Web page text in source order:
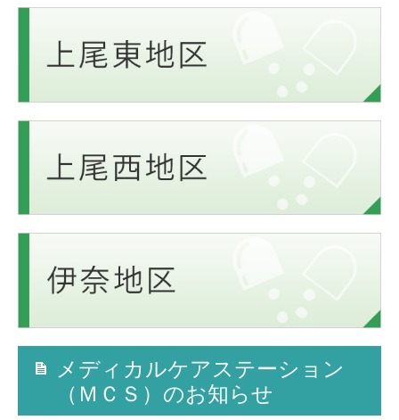
メディカルケアステーション
（ＭＣＳ）のお知らせ